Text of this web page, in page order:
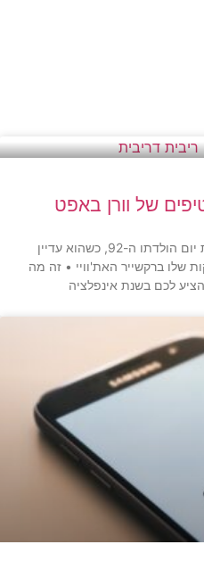
של וורן באפט
האורקל מאומהה חוגג היום את יום הולדתו ה-92, כשהוא עדיין
שלו ברקשייר האת'וויי • זה מה
לכם בשנת אינפלציה